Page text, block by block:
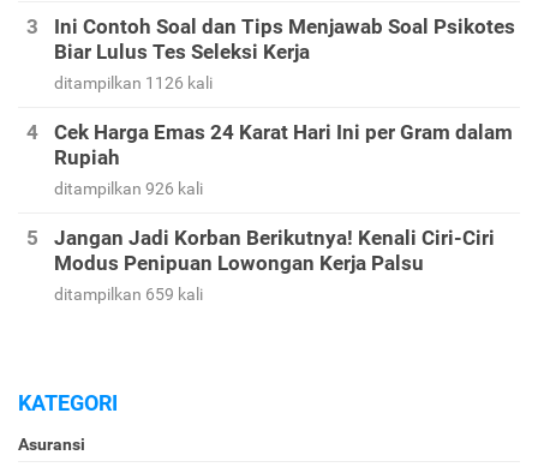
Ini Contoh Soal dan Tips Menjawab Soal Psikotes
Biar Lulus Tes Seleksi Kerja
ditampilkan 1126 kali
Cek Harga Emas 24 Karat Hari Ini per Gram dalam
Rupiah
ditampilkan 926 kali
Jangan Jadi Korban Berikutnya! Kenali Ciri-Ciri
Modus Penipuan Lowongan Kerja Palsu
ditampilkan 659 kali
KATEGORI
Asuransi